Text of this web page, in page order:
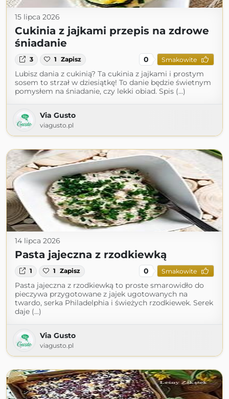
15 lipca 2026
Cukinia z jajkami przepis na zdrowe
śniadanie
3 1 Zapisz 0 Smakowite
Lubisz dania z cukinią? Ta cukinia z jajkami i prostym
sosem to strzał w dziesiątkę! To danie będzie świetnym
pomysłem na śniadanie, czy lekki obiad. Spis (...)
Via Gusto
viagusto.pl
14 lipca 2026
Pasta jajeczna z rzodkiewką
1 1 Zapisz 0 Smakowite
Pasta jajeczna z rzodkiewką to proste smarowidło do
pieczywa przygotowane z jajek ugotowanych na
twardo, serka Philadelphia i świeżych rzodkiewek. Serek
daje (...)
Via Gusto
viagusto.pl